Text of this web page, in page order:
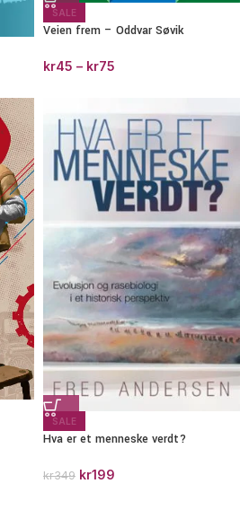
SALE
Veien frem – Oddvar Søvik
kr45 – kr75
SALE
Hva er et menneske verdt?
kr349 kr199